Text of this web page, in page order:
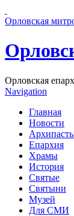
Орловская
Орловская
Navigation
Главная
Новости
Епархия
Храмы
История
Святые
Святыни
Музей
Для СМИ